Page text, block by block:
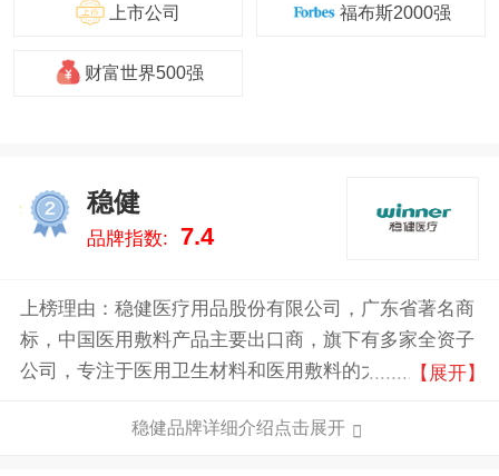
上市公司 福布斯2000强
财富世界500强
稳健
品牌指数: 7.4
上榜理由：稳健医疗用品股份有限公司，广东省著名商
标，中国医用敷料产品主要出口商，旗下有多家全资子
公司，专注于医用卫生材料和医用敷料的大型医疗用
体的高科技公司。
【展开】
稳健品牌详细介绍点击展开